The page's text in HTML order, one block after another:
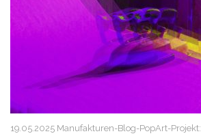
19.05.2025 Manufakturen-Blog-PopArt-Projekt: